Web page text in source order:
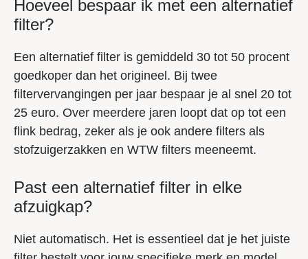
Hoeveel bespaar ik met een alternatief
filter?
Een alternatief filter is gemiddeld 30 tot 50 procent
goedkoper dan het origineel. Bij twee
filtervervangingen per jaar bespaar je al snel 20 tot
25 euro. Over meerdere jaren loopt dat op tot een
flink bedrag, zeker als je ook andere filters als
stofzuigerzakken en WTW filters meeneemt.
Past een alternatief filter in elke
afzuigkap?
Niet automatisch. Het is essentieel dat je het juiste